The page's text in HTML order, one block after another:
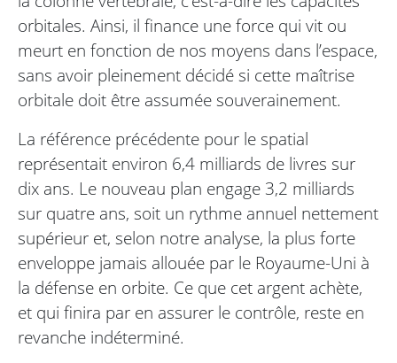
orbitales. Ainsi, il finance une force qui vit ou
meurt en fonction de nos moyens dans l’espace,
sans avoir pleinement décidé si cette maîtrise
orbitale doit être assumée souverainement.
La référence précédente pour le spatial
représentait environ 6,4 milliards de livres sur
dix ans. Le nouveau plan engage 3,2 milliards
sur quatre ans, soit un rythme annuel nettement
supérieur et, selon notre analyse, la plus forte
enveloppe jamais allouée par le Royaume-Uni à
la défense en orbite. Ce que cet argent achète,
et qui finira par en assurer le contrôle, reste en
revanche indéterminé.